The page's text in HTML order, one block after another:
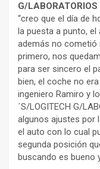
G/
“creo que el día de
la puesta a punto,
además no cometió
primero, nos
para ser sincero el
bien, el coche no
ingeniero Ramiro y
´S/LOGITECH G/
algunos ajustes por
el auto con lo cual
segunda posición
buscando es